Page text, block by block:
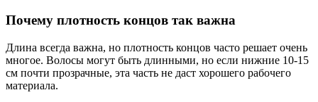
Почему плотность концов так важна
Длина всегда важна, но плотность концов часто решает очень
многое. Волосы могут быть длинными, но если нижние 10-15
см почти прозрачные, эта часть не даст хорошего рабочего
материала.